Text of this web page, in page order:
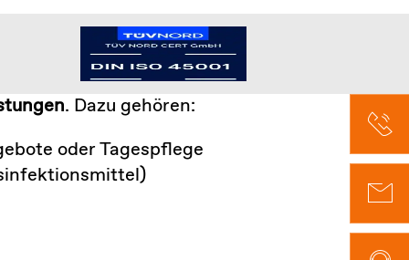
. Dazu gehören:
oder Tagespflege